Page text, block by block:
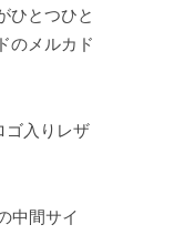
ひとつひと
のメルカド
ゴ入りレザ
中間サイ